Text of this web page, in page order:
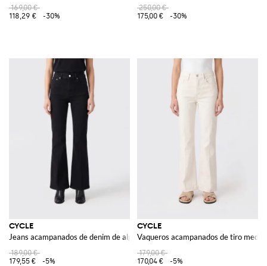
169,00 €
118,29 €
-30%
250,00 €
175,00 €
-30%
CYCLE
Jeans acampanados de denim de algodón
189,00 €
179,55 €
-5%
CYCLE
Vaqueros acampanados de tiro
179,00 €
170,04 €
-5%